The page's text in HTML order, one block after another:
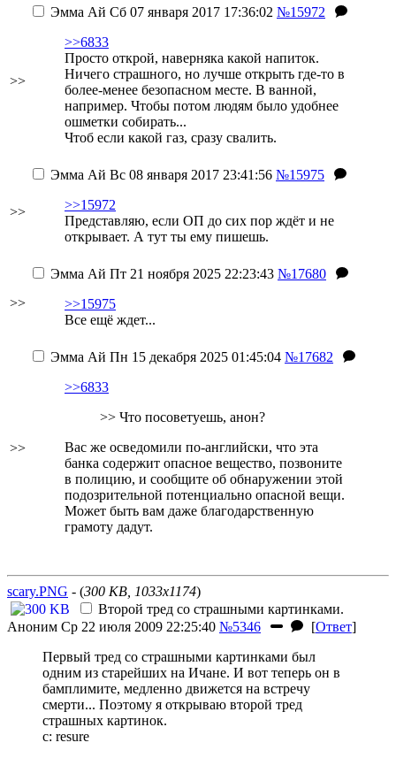
>>
Эмма Ай Сб 07 января 2017 17:36:02 №15972
>>6833
Просто открой, наверняка какой напиток.
Ничего страшного, но лучше открыть где-то в
более-менее безопасном месте. В ванной,
например. Чтобы потом людям было удобнее
ошметки собирать...
Чтоб если какой газ, сразу свалить.
>>
Эмма Ай Вс 08 января 2017 23:41:56 №15975
>>15972
Представляю, если ОП до сих пор ждёт и не
открывает. А тут ты ему пишешь.
>>
Эмма Ай Пт 21 ноября 2025 22:23:43 №17680
>>15975
Все ещё ждет...
>>
Эмма Ай Пн 15 декабря 2025 01:45:04 №17682
>>6833
>> Что посоветуешь, анон?
Вас же осведомили по-английски, что эта
банка содержит опасное вещество, позвоните
в полицию, и сообщите об обнаружении этой
подозрительной потенциально опасной вещи.
Может быть вам даже благодарственную
грамоту дадут.
scary.PNG - (300 KB, 1033x1174)
Второй тред со страшными картинками.
Аноним Ср 22 июля 2009 22:25:40 №5346 [Ответ]
Первый тред со страшными картинками был
одним из старейших на Ичане. И вот теперь он в
бамплимите, медленно движется на встречу
смерти... Поэтому я открываю второй тред
страшных картинок.
c: resure